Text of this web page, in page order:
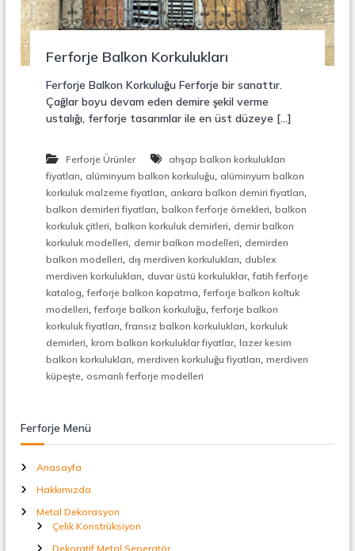
o
n
r
ü
k
i
o
n
,
l
i
k
M
d
i
v
e
n
e
t
a
e
Ferforje Balkon Korkulukları
Ferforje Balkon Korkuluğu Ferforje bir sanattır.
Çağlar boyu devam eden demire şekil verme
ustalığı, ferforje tasarımlar ile en üst düzeye […]
Ferforje Ürünler
ahşap balkon korkulukları
fiyatları, alüminyum balkon korkuluğu, alüminyum balkon
korkuluk malzeme fiyatları, ankara balkon demiri fiyatları,
balkon demirleri fiyatları, balkon ferforje örnekleri, balkon
korkuluk çitleri, balkon korkuluk demirleri, demir balkon
korkuluk modelleri, demir balkon modelleri, demirden
balkon modelleri, dış merdiven korkulukları, dublex
merdiven korkulukları, duvar üstü korkuluklar,fatih ferforje
katalog,ferforje balkon kapatma,ferforje balkon koltuk
modelleri,ferforje balkon korkuluğu,ferforje balkon
korkuluk fiyatları,fransız balkon korkulukları, korkuluk
demirleri, krom balkon korkuluklar fiyatlar, lazer kesim
balkon korkulukları, merdiven korkuluğu fiyatları, merdiven
küpeşte, osmanlı ferforje modelleri
Ferforje Menü
Anasayfa
Hakkımızda
Metal Dekorasyon
Çelik Konstrüksiyon
Dekoratif Metal Seperatör